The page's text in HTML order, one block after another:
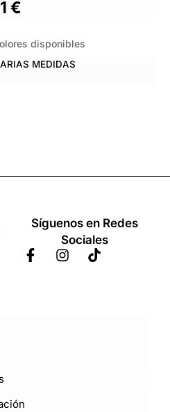
€
disponibles
MEDIDAS
Síguenos en Redes
Sociales